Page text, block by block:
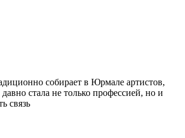
собирает в Юрмале артистов,
стала не только профессией, но и
связь